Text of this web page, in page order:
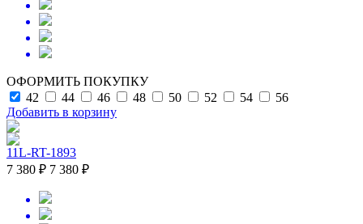
ОФОРМИТЬ ПОКУПКУ
42
44 46 48 50 52 54
56
Добавить в корзину
11L-RT-1893
7 380 ₽ 7 380 ₽